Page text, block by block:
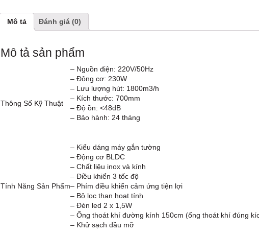
Mô tả Đánh giá (0)
Mô tả sản phẩm
Thông Số Kỹ Thuật
– Nguồn điện: 220V/50Hz
– Động cơ: 230W
– Lưu lượng hút: 1800m3/h
– Kích thước: 700mm
– Độ ồn: <48dB
– Bảo hành: 24 tháng
Tính Năng Sản Phẩm
– Kiểu dáng máy gắn tường
– Động cơ BLDC
– Chất liệu inox và kính
– Điều khiển 3 tốc độ
– Phím điều khiển cảm ứng tiện lợi
– Bộ lọc than hoạt tính
– Đèn led 2 x 1,5W
– Ống thoát khí đường kính 150cm (ống thoát khí đúng
– Khử sạch dầu mỡ